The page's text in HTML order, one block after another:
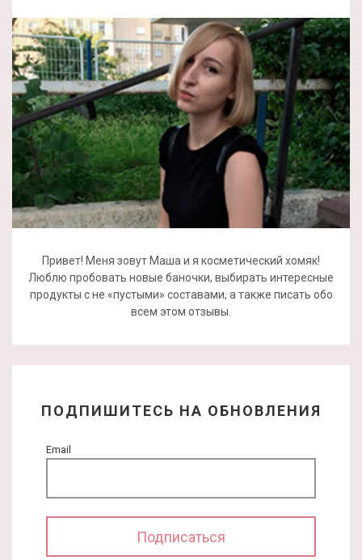
Привет! Меня зовут Маша и я косметический хомяк!
Люблю пробовать новые баночки, выбирать интересные
продукты с не «пустыми» составами, а также писать обо
всем этом отзывы.
ПОДПИШИТЕСЬ НА ОБНОВЛЕНИЯ
Email